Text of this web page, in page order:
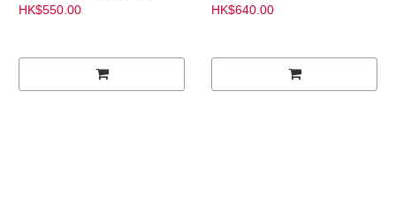
HK$550.00 HK$640.00